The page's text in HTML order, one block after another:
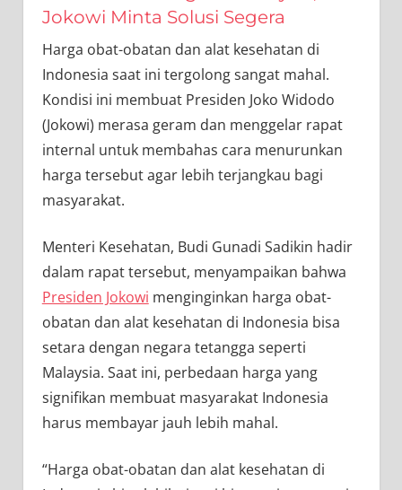
Jokowi Minta Solusi Segera
Harga obat-obatan dan alat kesehatan di
Indonesia saat ini tergolong sangat mahal.
Kondisi ini membuat Presiden Joko Widodo
(Jokowi) merasa geram dan menggelar rapat
internal untuk membahas cara menurunkan
harga tersebut agar lebih terjangkau bagi
masyarakat.
Menteri Kesehatan, Budi Gunadi Sadikin hadir
dalam rapat tersebut, menyampaikan bahwa
Presiden Jokowi menginginkan harga obat-
obatan dan alat kesehatan di Indonesia bisa
setara dengan negara tetangga seperti
Malaysia. Saat ini, perbedaan harga yang
signifikan membuat masyarakat Indonesia
harus membayar jauh lebih mahal.
“Harga obat-obatan dan alat kesehatan di